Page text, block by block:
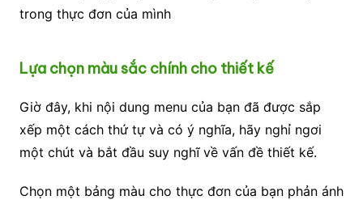
trong thực đơn của mình
Lựa chọn màu sắc chính cho thiết kế
Giờ đây, khi nội dung menu của bạn đã được sắp
xếp một cách thứ tự và có ý nghĩa, hãy nghỉ ngơi
một chút và bắt đầu suy nghĩ về vấn đề thiết kế.
Chọn một bảng màu cho thực đơn của bạn phản ánh